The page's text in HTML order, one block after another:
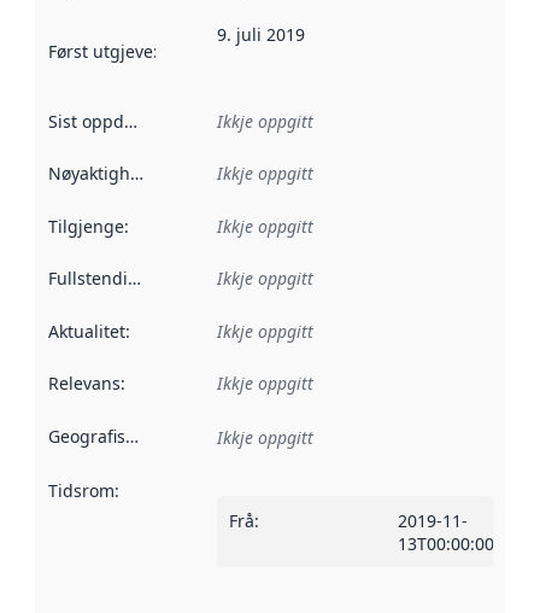
Først utgjeve: Denne datoen seier når dataa i dette
9. juli 2019
Sist oppdatert Ikkje oppgitt
Nøyaktigheit Ikkje oppgitt
Tilgjenge: Ikkje oppgitt
Fullstendigheit Ikkje oppgitt
Aktualitet: Ikkje oppgitt
Relevans: Ikkje oppgitt
Geografisk område Ikkje oppgitt
Tidsrom:
Frå:
2019-11-
13T00:00:00Z